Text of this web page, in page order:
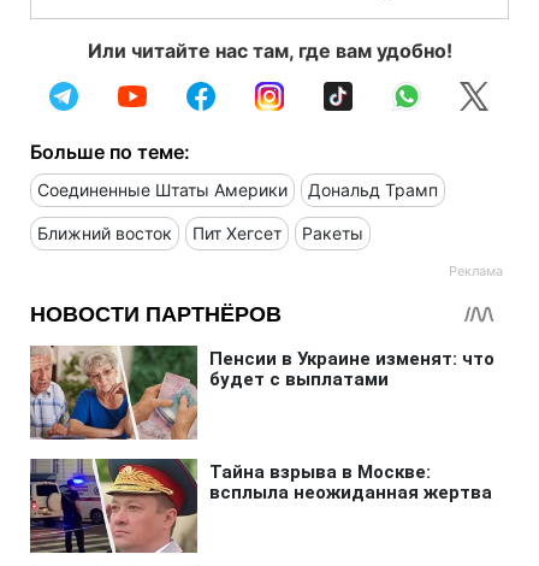
Или читайте нас там, где вам удобно!
Больше по теме:
Соединенные Штаты Америки Дональд Трамп
Ближний восток Пит Хегсет Ракеты